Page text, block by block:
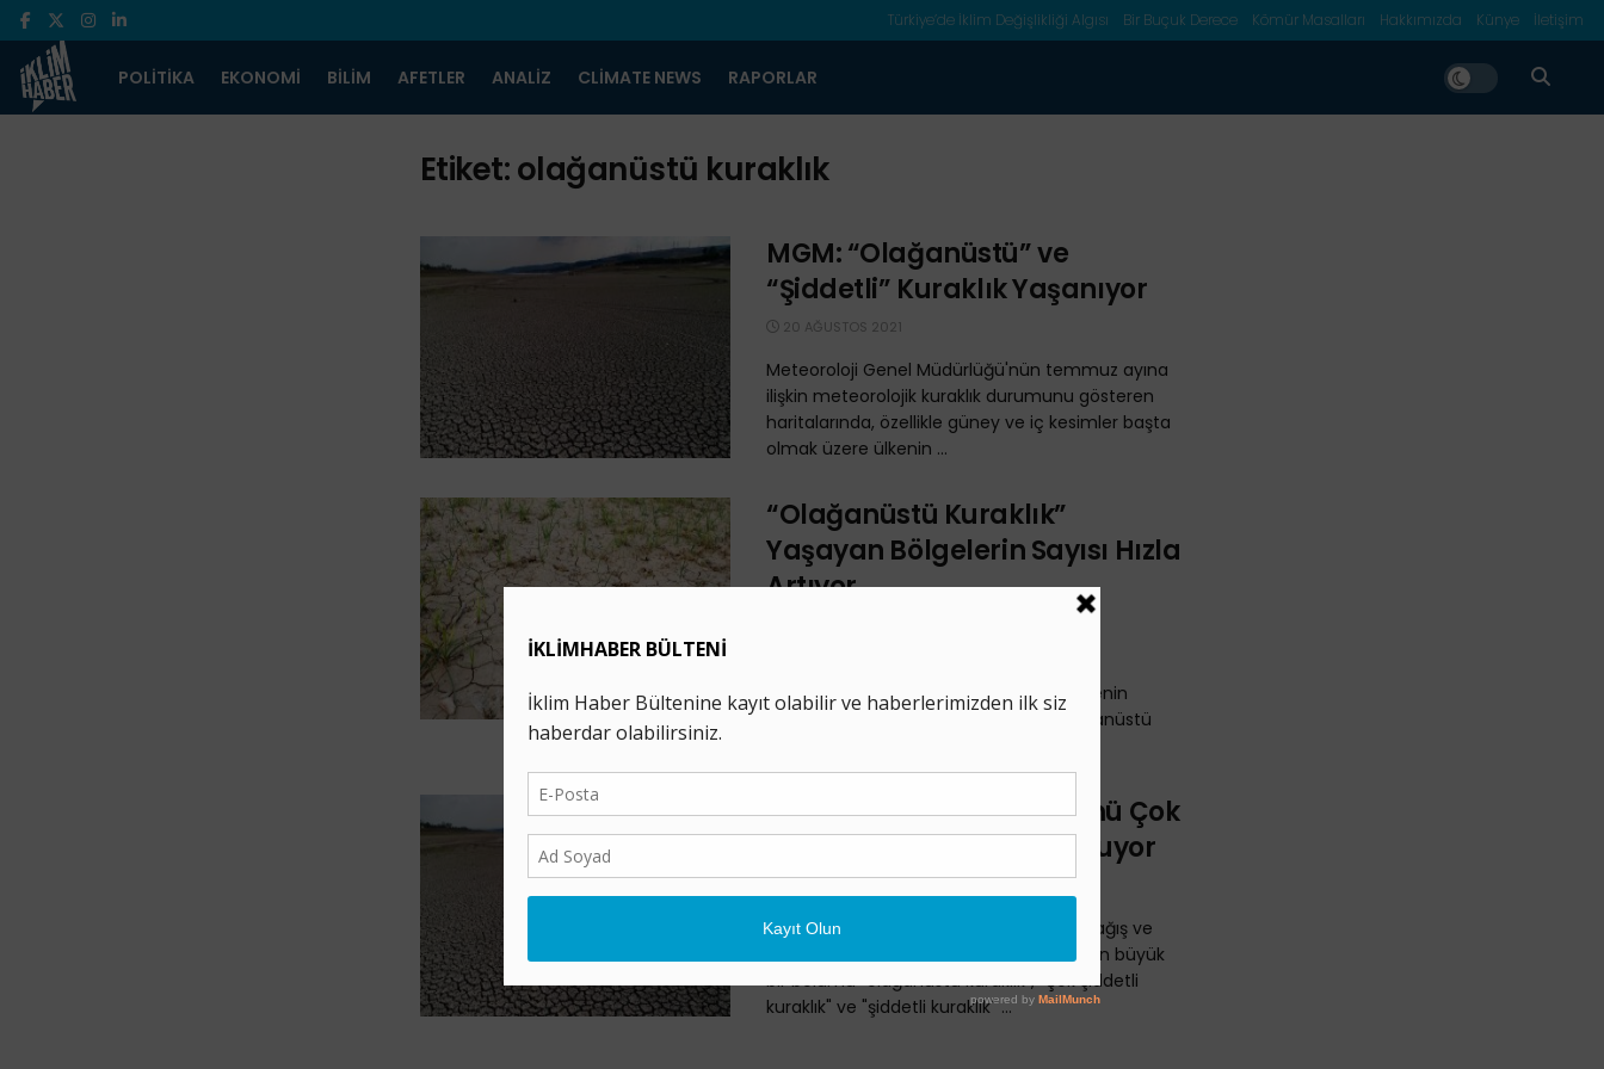
Türkiye’de İklim Değişlikliği Algısı Bir Buçuk Derece Kömür Masalları Hakkımızda Künye İletişim
POLITIKA EKONOMI BILIM AFETLER ANALIZ CLIMATE NEWS RAPORLAR
Etiket:olağanüstü kuraklık
MGM: “Olağanüstü” ve
“Şiddetli” Kuraklık Yaşanıyor
20 AĞUSTOS 2021
Meteoroloji Genel Müdürlüğü'nün temmuz ayına
ilişkin meteorolojik kuraklık durumunu gösteren
haritalarında, özellikle güney ve iç kesimler başta
olmak üzere ülkenin ...
“Olağanüstü Kuraklık”
Yaşayan Bölgelerin Sayısı Hızla
Artıyor
yayımlanan son üç aylık haritalarda, ülkenin
doğusu, güney Ege ve Aksaray’da, “olağanüstü
Türkiye’nin Önemli Bölümü Çok
Şiddetli Kuraklıkla Boğuşuyor
Meteoroloji Genel Müdürlüğü'nün yeni yağış ve
sıcaklık analizi raporlarına göre Türkiye'nin büyük
bir bölümü "olağanüstü kuraklık", "çok şiddetli
kuraklık" ve "şiddetli kuraklık" ...